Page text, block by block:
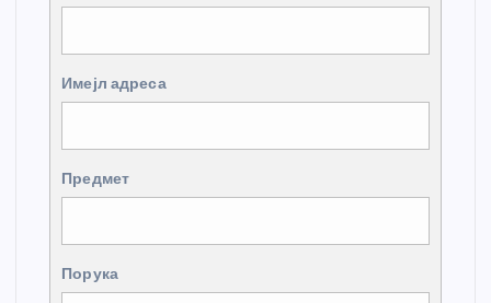
Имејл адреса
Предмет
Порука